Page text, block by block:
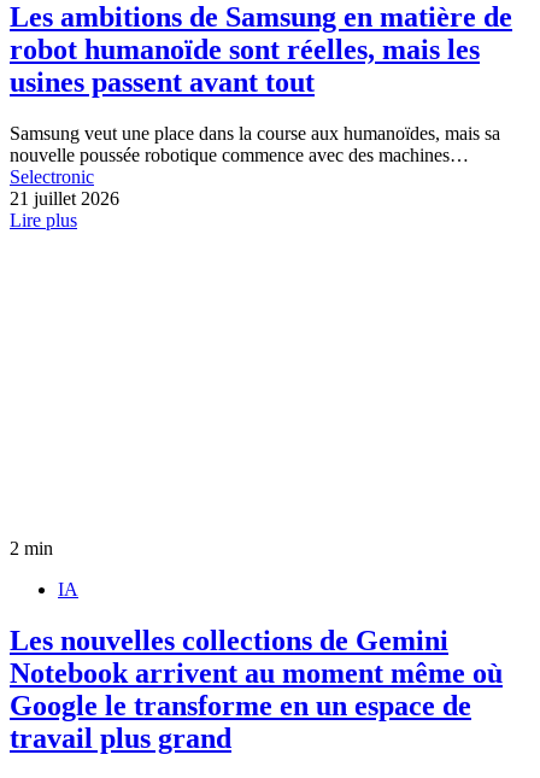
Les ambitions de Samsung en matière de
robot humanoïde sont réelles, mais les
usines passent avant tout
Samsung veut une place dans la course aux humanoïdes, mais sa
nouvelle poussée robotique commence avec des machines…
Selectronic
21 juillet 2026
Lire plus
2 min
IA
Les nouvelles collections de Gemini
Notebook arrivent au moment même où
Google le transforme en un espace de
travail plus grand